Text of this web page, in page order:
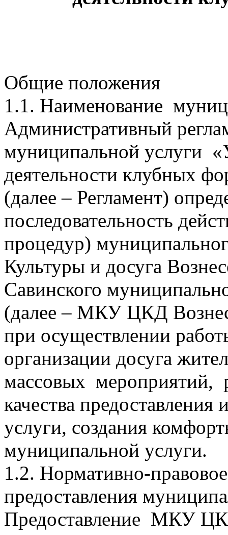
Общие положения
1.1. Наименование
Административный
муниципальной услуги
деятельности клубных
(далее – Регламент)
последовательность
процедур)
Культуры и досуга
Савинского
(далее – МКУ ЦКД
при осуществлении
организации досуга
массовых мероприятий,
качества
услуги, создания
муниципальной услуги.
1.2. Нормативно-
предоставления
Предоставление МКУ